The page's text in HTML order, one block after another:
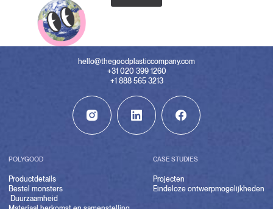
hello@thegoodplasticcompany.com
+31 020 399 1260
+1 888 565 3213
POLYGOOD
Productdetails
Bestel monsters
Duurzaamheid
CASE STUDIES
Projecten
Eindeloze ontwerpmogelijkheden